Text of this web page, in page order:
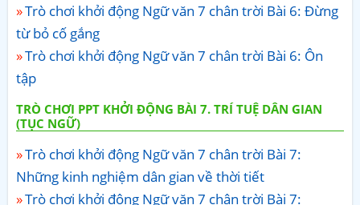
Trò chơi khởi động Ngữ văn 7 chân trời Bài 6: Đừng
từ bỏ cố gắng
Trò chơi khởi động Ngữ văn 7 chân trời Bài 6: Ôn
tập
TRÒ CHƠI PPT KHỞI ĐỘNG BÀI 7. TRÍ TUỆ DÂN GIAN
(TỤC NGỮ)
Trò chơi khởi động Ngữ văn 7 chân trời Bài 7:
Những kinh nghiệm dân gian về thời tiết
Trò chơi khởi động Ngữ văn 7 chân trời Bài 7: